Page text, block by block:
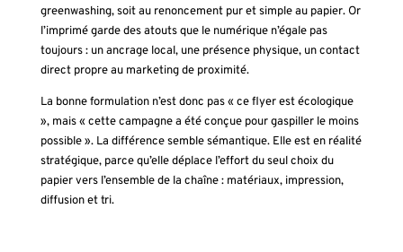
greenwashing, soit au renoncement pur et simple au papier. Or
l’imprimé garde des atouts que le numérique n’égale pas
toujours : un ancrage local, une présence physique, un contact
direct propre au marketing de proximité.
La bonne formulation n’est donc pas « ce flyer est écologique
», mais « cette campagne a été conçue pour gaspiller le moins
possible ». La différence semble sémantique. Elle est en réalité
stratégique, parce qu’elle déplace l’effort du seul choix du
papier vers l’ensemble de la chaîne : matériaux, impression,
diffusion et tri.